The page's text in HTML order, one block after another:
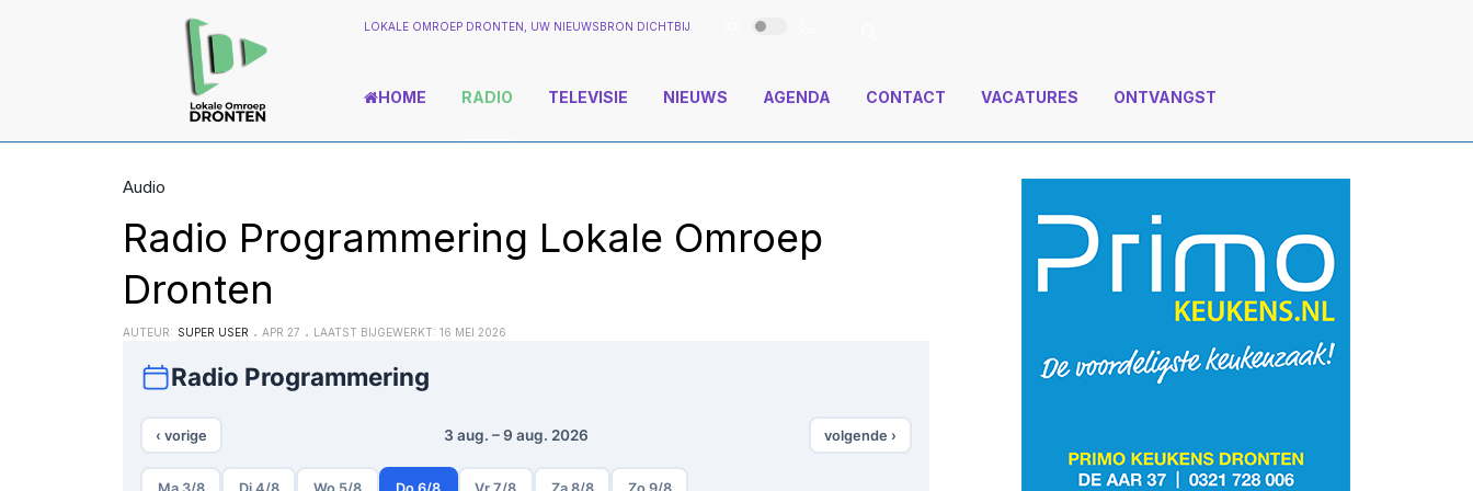
LOKALE OMROEP DRONTEN, UW NIEUWSBRON DICHTBIJ
HOME RADIO TELEVISIE NIEUWS AGENDA CONTACT VACATURES ONTVANGST
Audio
Radio Programmering Lokale Omroep
Dronten
AUTEUR: SUPER USER APR 27 LAATST BIJGEWERKT: 16 MEI 2026